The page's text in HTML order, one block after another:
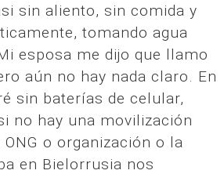
sin aliento, sin comida y
tomando agua
esposa me dijo que llamo
aún no hay nada claro. En
sin baterías de celular,
no hay una movilización
o organización o la
en Bielorrusia nos